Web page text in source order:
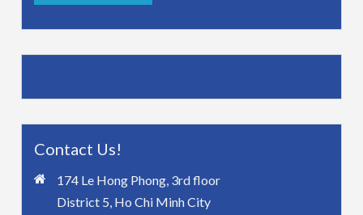
Contact Us!
174 Le Hong Phong, 3rd floor
District 5, Ho Chi Minh City